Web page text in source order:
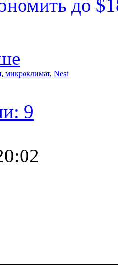
до
, микроклимат, Nest
9